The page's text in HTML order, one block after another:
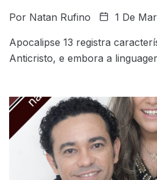
Por Natan Rufino 1 De
Apocalipse 13 registra
Anticristo, e embora a